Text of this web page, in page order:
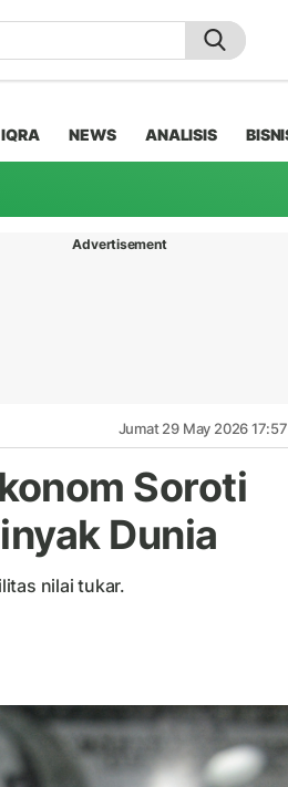
IQRA NEWS ANALISIS
Advertisement
Jumat 29 May 2026
Soroti
Dunia
nilai tukar.